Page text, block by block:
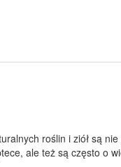
roślin i ziół są nie
ale też są często o